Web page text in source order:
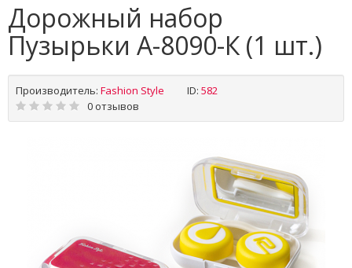
Дорожный набор
Пузырьки А-8090-К (1 шт.)
Производитель: Fashion Style ID: 582
0 отзывов